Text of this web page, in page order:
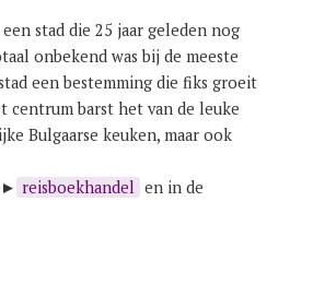
stad die 25 jaar geleden nog
onbekend was bij de meeste
een bestemming die fiks groeit
centrum barst het van de leuke
Bulgaarse keuken, maar ook
► reisboekhandel en in de